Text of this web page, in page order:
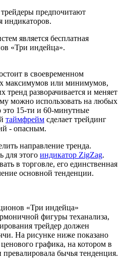
предпочитают
индикаторов.
является бесплатная
«Три индейца».
в своевременном
максимумов или минимумов,
тренд разворачивается и меняет
можно использовать на любых
это 15-ти и 60-минутные
таймфрейм сделает трейдинг
- опасным.
направление тренда.
для этого индикатор ZigZag.
в торговле, его единственная
основной тенденции.
«Три индейца»
фигуры теханализа,
трейдер должен
На рисунке ниже показано
графика, на котором в
превалировала бычья тенденция.